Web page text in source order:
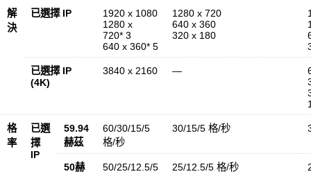
解
決
已選擇 IP
1920 x 1080
1280 x
720* 3
640 x 360* 5
1280 x 720
640 x 360
320 x 180
已選擇 IP
(4K)
3840 x 2160 —
格
率
已選
擇
IP
59.94
赫茲
60/30/15/5
格/秒
30/15/5 格/秒
50赫
50/25/12.5/5
25/12.5/5 格/秒